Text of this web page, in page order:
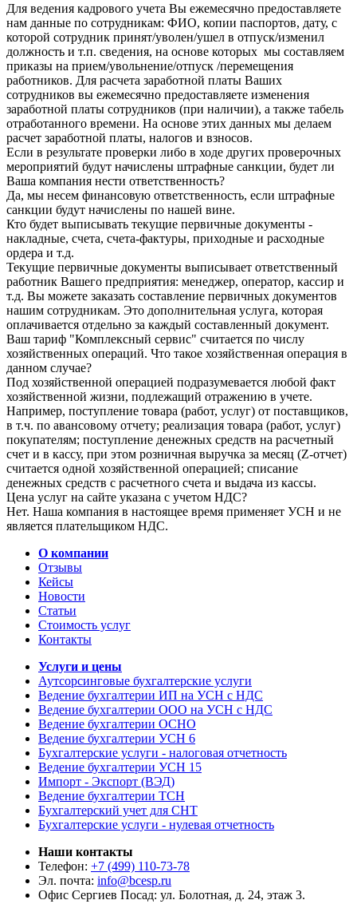
Для ведения кадрового учета Вы ежемесячно предоставляете
нам данные по сотрудникам: ФИО, копии паспортов, дату, с
которой сотрудник принят/уволен/ушел в отпуск/изменил
должность и т.п. сведения, на основе которых мы составляем
приказы на прием/увольнение/отпуск /перемещения
работников. Для расчета заработной платы Ваших
сотрудников вы ежемесячно предоставляете изменения
заработной платы сотрудников (при наличии), а также табель
отработанного времени. На основе этих данных мы делаем
расчет заработной платы, налогов и взносов.
Если в результате проверки либо в ходе других проверочных
мероприятий будут начислены штрафные санкции, будет ли
Ваша компания нести ответственность?
Да, мы несем финансовую ответственность, если штрафные
санкции будут начислены по нашей вине.
Кто будет выписывать текущие первичные документы -
накладные, счета, счета-фактуры, приходные и расходные
ордера и т.д.
Текущие первичные документы выписывает ответственный
работник Вашего предприятия: менеджер, оператор, кассир и
т.д. Вы можете заказать составление первичных документов
нашим сотрудникам. Это дополнительная услуга, которая
оплачивается отдельно за каждый составленный документ.
Ваш тариф "Комплексный сервис" считается по числу
хозяйственных операций. Что такое хозяйственная операция в
данном случае?
Под хозяйственной операцией подразумевается любой факт
хозяйственной жизни, подлежащий отражению в учете.
Например, поступление товара (работ, услуг) от поставщиков,
в т.ч. по авансовому отчету; реализация товара (работ, услуг)
покупателям; поступление денежных средств на расчетный
счет и в кассу, при этом розничная выручка за месяц (Z-отчет)
считается одной хозяйственной операцией; списание
денежных средств с расчетного счета и выдача из кассы.
Цена услуг на сайте указана с учетом НДС?
Нет. Наша компания в настоящее время применяет УСН и не
является плательщиком НДС.
О компании
Отзывы
Кейсы
Новости
Статьи
Стоимость услуг
Контакты
Услуги и цены
Аутсорсинговые бухгалтерские услуги
Ведение бухгалтерии ИП на УСН с НДС
Ведение бухгалтерии ООО на УСН с НДС
Ведение бухгалтерии ОСНО
Ведение бухгалтерии УСН 6
Бухгалтерские услуги - налоговая отчетность
Ведение бухгалтерии УСН 15
Импорт - Экспорт (ВЭД)
Ведение бухгалтерии ТСН
Бухгалтерский учет для СНТ
Бухгалтерские услуги - нулевая отчетность
Наши контакты
Телефон: +7 (499) 110-73-78
Эл. почта: info@bcesp.ru
Офис Сергиев Посад: ул. Болотная, д. 24, этаж 3.